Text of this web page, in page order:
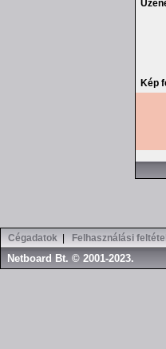
Kép
Cégadatok Felhasználási
Netboard Bt. © 2001-2023.